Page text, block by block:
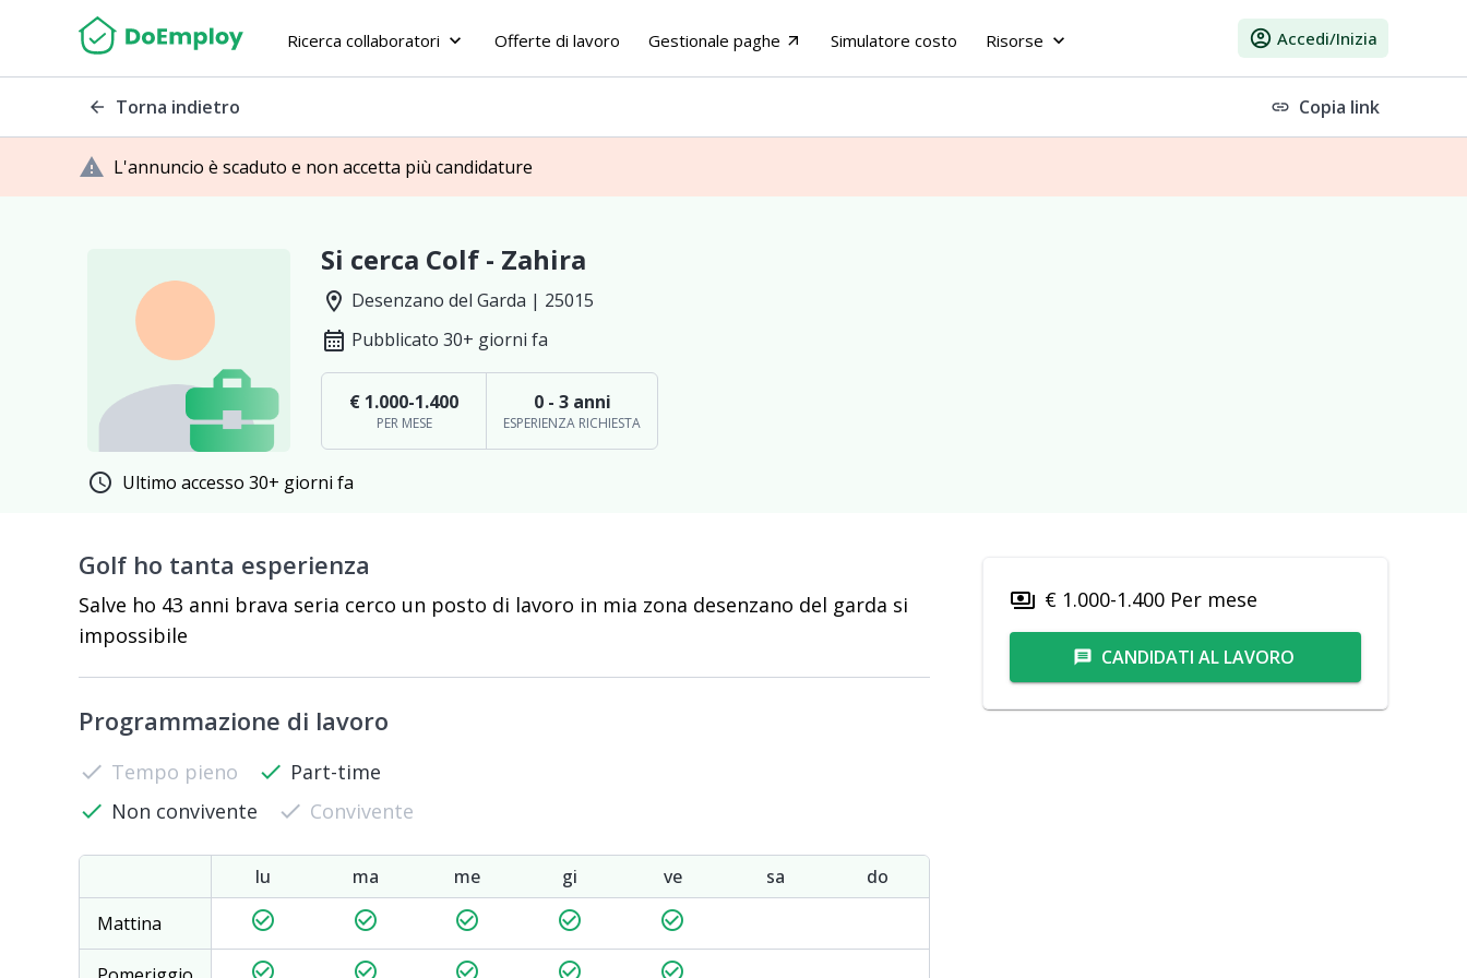
Ricerca collaboratori keyboard_arrow_down Offerte di lavoro Gestionale paghe arrow_outward Simulatore costo Risorse keyboard_arrow_down account_circle Accedi/Inizia
arrow_back Torna indietro link Copia link
warning L'annuncio è scaduto e non accetta più candidature
Si cerca Colf - Zahira
location_on Desenzano del Garda | 25015
calendar_month Pubblicato 30+ giorni fa
€ 1.000-1.400
PER MESE
0 - 3 anni
ESPERIENZA RICHIESTA
schedule Ultimo accesso 30+ giorni fa
Golf ho tanta esperienza
Salve ho 43 anni brava seria cerco un posto di lavoro in mia zona desenzano del garda si
impossibile
Programmazione di lavoro
check Tempo pieno check Part-time
check Non convivente check Convivente
lu ma me gi ve sa
do
Mattina
check_circle_outline check_circle_outline check_circle_outline check_circle_outline check_circle_outline
check_circle_outline check_circle_outline check_circle_outline check_circle_outline check_circle_outline
payments € 1.000-1.400 Per mese
message CANDIDATI AL LAVORO